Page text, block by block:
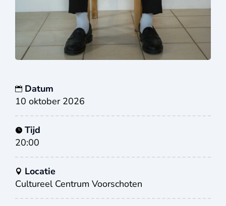
Datum
10 oktober 2026
Tijd
20:00
Locatie
Cultureel Centrum Voorschoten